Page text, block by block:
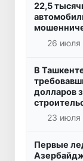
22,5
26 июля
В
долларов
23 июля
Первые